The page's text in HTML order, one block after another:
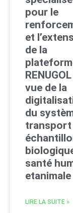
pour le
et
de la
vue de la
du
transport
santé
etanimale
LIRE LA SUITE »